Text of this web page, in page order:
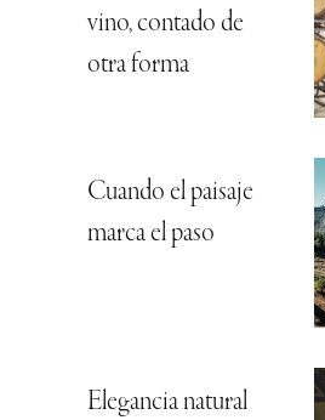
vino, contado de
otra forma
Cuando el paisaje
marca el paso
Elegancia natural